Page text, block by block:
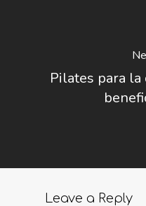
Pilates para la
Leave a Reply